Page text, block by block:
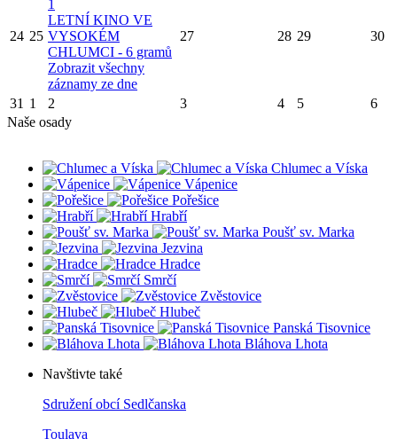
24 25
1
LETNÍ KINO VE
VYSOKÉM
CHLUMCI - 6 gramů
Zobrazit všechny
záznamy ze dne
27 28 29 30
31 1 2 3 4 5
6
Naše osady
Chlumec a Víska
Vápenice
Pořešice
Hrabří
Poušť sv. Marka
Jezvina
Hradce
Smrčí
Zvěstovice
Hlubeč
Panská Tisovnice
Bláhova Lhota
Navštivte také
Sdružení obcí Sedlčanska
Toulava